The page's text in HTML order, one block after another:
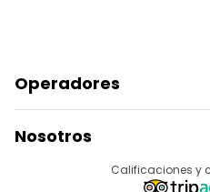
Operadores
Acceder Como Proveedor
Programa De Afiliados
Nosotros
Calificaciones y